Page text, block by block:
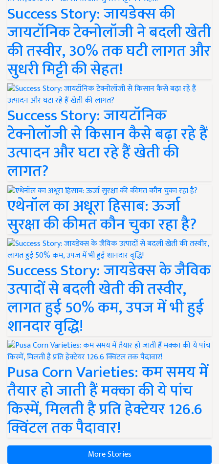
Success Story: जायडेक्स की
जायटॉनिक टेक्नोलॉजी ने बदली खेती
की तस्वीर, 30% तक घटी लागत और
सुधरी मिट्टी की सेहत!
Success Story: जायटॉनिक
टेक्नोलॉजी से किसान कैसे बढ़ा रहे हैं
उत्पादन और घटा रहे हैं खेती की
लागत?
एथेनॉल का अधूरा हिसाब: ऊर्जा
सुरक्षा की कीमत कौन चुका रहा है?
Success Story: जायडेक्स के जैविक
उत्पादों से बदली खेती की तस्वीर,
लागत हुई 50% कम, उपज में भी हुई
शानदार वृद्धि!
Pusa Corn Varieties: कम समय में
तैयार हो जाती हैं मक्का की ये पांच
किस्में, मिलती है प्रति हेक्टेयर 126.6
क्विंटल तक पैदावार!
More Stories